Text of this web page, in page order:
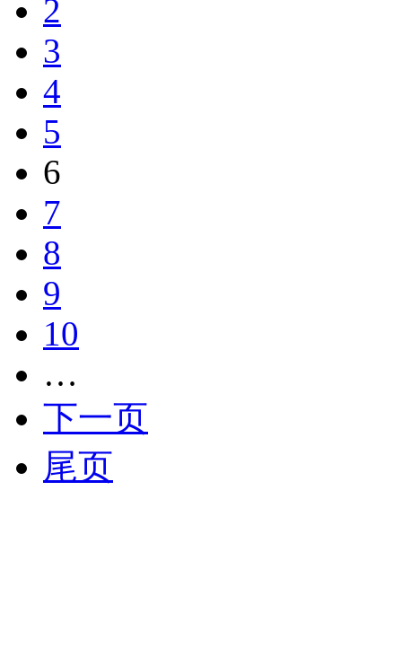
2
3
4
5
6
7
8
9
10
…
下一页
尾页